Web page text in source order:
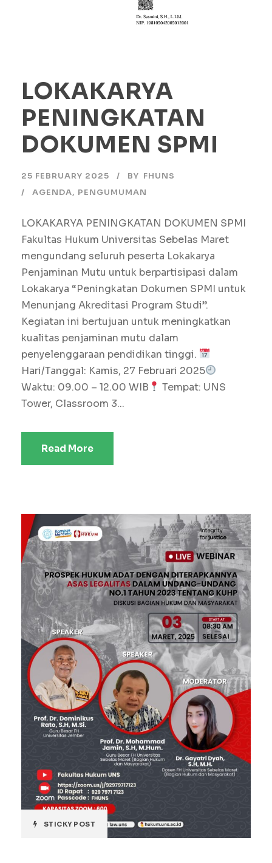
LOKAKARYA
PENINGKATAN
DOKUMEN SPMI
25 FEBRUARY 2025 BY FHUNS
AGENDA, PENGUMUMAN
LOKAKARYA PENINGKATAN DOKUMEN SPMI
Fakultas Hukum Universitas Sebelas Maret
mengundang seluruh peserta Lokakarya
Penjaminan Mutu untuk berpartisipasi dalam
Lokakarya “Peningkatan Dokumen SPMI untuk
Menunjang Akreditasi Program Studi”.
Kegiatan ini bertujuan untuk meningkatkan
kualitas penjaminan mutu dalam
penyelenggaraan pendidikan tinggi.
Hari/Tanggal: Kamis, 27 Februari 2025
Waktu: 09.00 – 12.00 WIB
Tempat: UNS
Tower, Classroom 3...
Read More
STICKY POST